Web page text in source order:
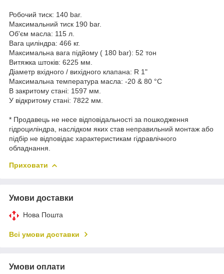
Робочий тиск: 140 bar.
Максимальний тиск 190 bar.
Об'єм масла: 115 л.
Вага циліндра: 466 кг.
Максимальна вага підйому ( 180 bar): 52 тон
Витяжка штоків: 6225 мм.
Діаметр вхідного / вихідного клапана: R 1"
Максимальна температура масла: -20 & 80 °C
В закритому стані: 1597 мм.
У відкритому стані: 7822 мм.
* Продавець не несе відповідальності за пошкодження
гідроциліндра, наслідком яких став неправильний монтаж або
підбір не відповідає характеристикам гідравлічного
обладнання.
Приховати
Умови доставки
Нова Пошта
Всі умови доставки
Умови оплати